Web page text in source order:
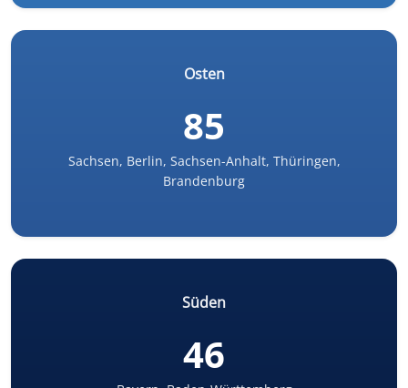
Osten
85
Sachsen, Berlin, Sachsen-Anhalt, Thüringen,
Brandenburg
Süden
46